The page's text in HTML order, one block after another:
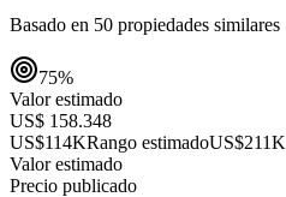
Basado en 50 propiedades similares
75%
Valor estimado
US$ 158.348
US$114KRango estimadoUS$211K
Valor estimado
Precio publicado